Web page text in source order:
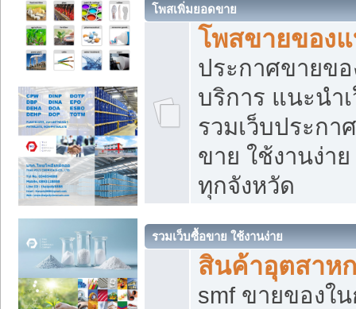
โพสเพิ่มยอดขาย
โพสขายของ
ประกาศขายข
บริการ แนะนำ
รวมเว็บประกา
ขาย ใช้งานง่า
ทุกจังหวัด
รวมเว็บซื้อขาย ใช้งานง่าย
สินค้าอุตสาห
smf ขายของใ